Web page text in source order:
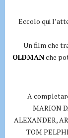
Eccolo qui
Un film che
OLDMANche
A
MARION
ALEXANDER,
TOM